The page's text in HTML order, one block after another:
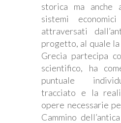
storica ma anche
sistemi
attraversati
progetto, al quale
Grecia partecipa
scientifico, ha
puntuale
tracciato e la
opere necessarie
Cammino